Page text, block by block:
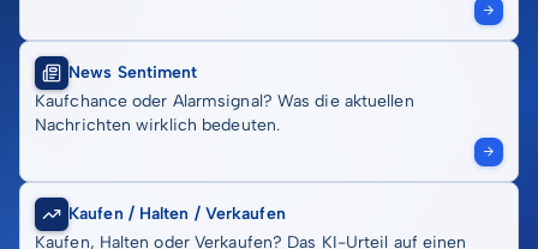
News Sentiment
Kaufchance oder Alarmsignal? Was die aktuellen
Nachrichten wirklich bedeuten.
Kaufen / Halten / Verkaufen
Kaufen, Halten oder Verkaufen? Das KI-Urteil auf einen